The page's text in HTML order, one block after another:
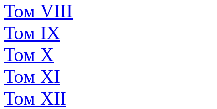
Том VIII
Том IX
Том X
Том XI
Том XII